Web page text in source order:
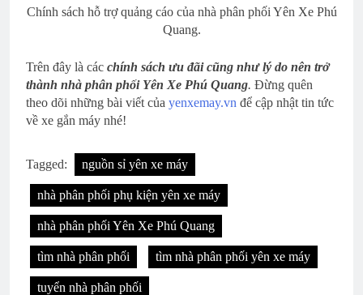
Chính sách hỗ trợ quảng cáo của nhà phân phối Yên Xe Phú
Quang.
Trên đây là các chính sách ưu đãi cũng như lý do nên trở
thành nhà phân phối Yên Xe Phú Quang. Đừng quên
theo dõi những bài viết của yenxemay.vn để cập nhật tin tức
về xe gắn máy nhé!
Tagged: nguồn sỉ yên xe máy
nhà phân phối phụ kiện yên xe máy
nhà phân phối Yên Xe Phú Quang
tìm nhà phân phối tìm nhà phân phối yên xe máy
tuyển nhà phân phối